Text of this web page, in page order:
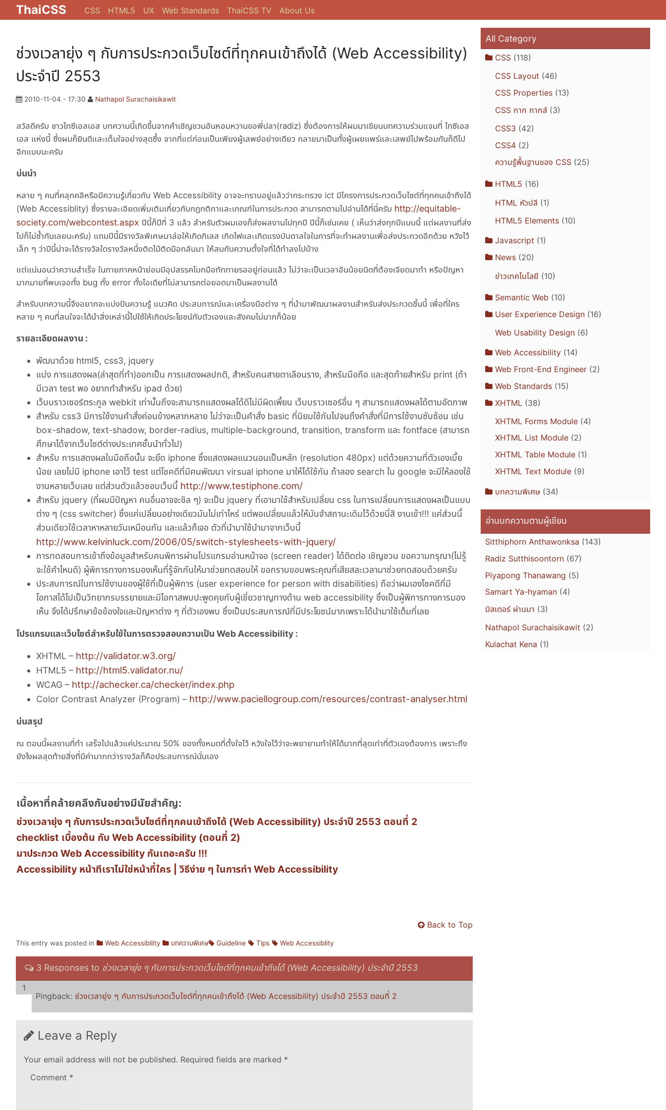
ThaiCSS CSS HTML5 UX Web Standards ThaiCSS TV About Us
ช่วงเวลายุ่ง ๆ กับการประกวดเว็บไซต์ที่ทุกคนเข้าถึงได้ (Web Accessibility)
ประจำปี 2553
2010-11-04 - 17:30 Nathapol Surachaisikawit
สวัสดีครับ ชาวไทซีเอสเอส บทความนี้เกิดขึ้นจากคำเชิญชวนอันหอมหวานขอพี่ปลา(radiz) ซึ่งต้องการให้ผมมาเขียนบทความร่วมแจมที่ ไทซีเอส
เอส แห่งนี้ ซึ่งผมก็ยินดีและเต็มใจอย่างสุดซึ้ง จากที่แต่ก่อนเป็นเพียงผู้เสพย์อย่างเดียว กลายมาเป็นทั้งผู้เผยแพร่และเสพย์ไปพร้อมกันก็ดีไป
อีกแบบนะครับ
บ่นนำ
หลาย ๆ คนที่คลุกคลีหรือมีความรู้เกี่ยวกับ Web Accessibility อาจจะทราบอยู่แล้วว่ากระทรวง ict มีโครงการประกวดเว็บไซต์ที่ทุกคนเข้าถึงได้
(Web Accessiblity) ซึ่งรายละเอียดเพิ่มเติมเกี่ยวกับกฎกติกาและเกณฑ์ในการประกวด สามารถตามไปอ่านได้ที่นี่ครับ http://equitable-
society.com/webcontest.aspx ปีนี้ก็ปีที่ 3 แล้ว สำหรับตัวผมเองก็ส่งผลงานไปทุกปี ปีนี้ก็เช่นเคย ( เห็นว่าส่งทุกปีแบบนี้ แต่ผลงานที่ส่ง
ไปก็ไม่ซ้ำกันเลยนะครับ) แถมปีนี้มีรางวัลพิเศษมาล่อให้เกิดกิเลส เกิดไฟและเกิดแรงบันดาลใจในการที่จะทำผลงานเพื่อส่งประกวดอีกด้วย หวังไว้
เล็ก ๆ ว่าปีนี้น่าจะได้รางวัลใดรางวัลหนึ่งติดไม้ติดมือกลับมา ให้สมกับความตั้งใจที่ได้ทำลงไปบ้าง
แต่แน่นอนว่าความสำเร็จ ในภายภาคหน้าย่อมมีอุปสรรคโบกมือทักทายรออยู่ก่อนแล้ว ไม่ว่าจะเป็นเวลาอันน้อยนิดที่ต้องเจียดมาทำ หรือปัญหา
มากมายที่พบเจอทั้ง bug ทั้ง error ทั้งไอเดียที่ไม่สามารถต่อยอดมาเป็นผลงานได้
สำหรับบทความนี้จึงอยากจะแบ่งปันความรู้ แนวคิด ประสบการณ์และเครื่องมือต่าง ๆ ที่นำมาพัฒนาผลงานสำหรับส่งประกวดชิ้นนี้ เพื่อที่ใคร
หลาย ๆ คนที่สนใจจะได้นำสิ่งเหล่านี้ไปใช้ให้เกิดประโยชน์กับตัวเองและสังคมไม่มากก็น้อย
รายละเอียดผลงาน :
พัฒนาด้วย html5, css3, jquery
แบ่ง การแสดงผล(ล่าสุดที่ทำ)ออกเป็น การแสดงผลปกติ, สำหรับคนสายตาเลือนราง, สำหรับมือถือ และสุดท้ายสำหรับ print (ถ้า
มีเวลา test พอ อยากทำสำหรับ ipad ด้วย)
เว็บบราวเซอร์ตระกูล webkit เท่านั้นถึงจะสามารถแสดงผลได้ดีไม่มีผิดเพี้ยน เว็บบราวเซอร์อื่น ๆ สามารถแสดงผลได้ตามอัตภาพ
สำหรับ css3 มีการใช้งานคำสั่งค่อนข้างหลากหลาย ไม่ว่าจะเป็นคำสั่ง basic ที่นิยมใช้กันไปจนถึงคำสั่งที่มีการใช้งานซับซ้อน เช่น
box-shadow, text-shadow, border-radius, multiple-background, transition, transform และ fontface (สามารถ
ศึกษาได้จากเว็บไซต์ต่างประเทศชั้นนำทั่วไป)
สำหรับ การแสดงผลในมือถือนั้น จะยึด iphone ซึ่งแสดงผลแนวนอนเป็นหลัก (resolution 480px) แต่ด้วยความที่ตัวเองเบี้ย
น้อย เลยไม่มี iphone เอาไว้ test แต่โชคดีที่มีคนพัฒนา virsual iphone มาให้ได้ใช้กัน ถ้าลอง search ใน google จะมีให้ลองใช้
งานหลายเว็บเลย แต่ส่วนตัวแล้วชอบเว็บนี้ http://www.testiphone.com/
สำหรับ jquery (ที่ผมมีปัญหา คนอื่นอาจจะชิล ๆ) จะเป็น jquery ที่เอามาใช้สำหรับเปลี่ยน css ในการเปลี่ยนการแสดงผลเป็นแบบ
ต่าง ๆ (css switcher) ซึ่งแค่เปลี่ยนอย่างเดียวมันไม่เท่าไหร่ แต่พอเปลี่ยนแล้วให้มันจำสถานะเดิมไว้ด้วยนี่สิ งานเข้า!!! แค่ส่วนนี้
ส่วนเดียวใช้เวลาหาหลายวันเหมือนกัน และแล้วก็เจอ ตัวที่นำมาใช้นำมาจากเว็บนี้
http://www.kelvinluck.com/2006/05/switch-stylesheets-with-jquery/
การทดสอบการเข้าถึงข้อมูลสำหรับคนพิการผ่านโปรแกรมอ่านหน้าจอ (screen reader) ได้ติดต่อ เชิญชวน ขอความกรุณา(ไม่รู้
จะใช้คำไหนดี) ผู้พิการทางการมองเห็นที่รู้จักกันให้มาช่วยทดสอบให้ ขอกราบขอบพระคุณที่เสียสละเวลามาช่วยทดสอบด้วยครับ
ประสบการณ์ในการใช้งานของผู้ใช้ที่เป็นผู้พิการ (user experience for person with disabilities) ถือว่าผมเองโชคดีที่มี
โอกาสได้ไปเป็นวิทยากรบรรยายและมีโอกาสพบปะพูดคุยกับผู้เชี่ยวชาญทางด้าน web accessibility ซึ่งเป็นผู้พิการทางการมอง
เห็น จึงได้ปรึกษาข้อข้องใจและปัญหาต่าง ๆ ที่ตัวเองพบ ซึ่งเป็นประสบการณ์ที่มีประโยชน์มากเพราะได้นำมาใช้เต็มที่เลย
โปรแกรมและเว็บไซต์สำหรับใช้ในการตรวจสอบความเป็น Web Accessibility :
XHTML – http://validator.w3.org/
HTML5 – http://html5.validator.nu/
WCAG – http://achecker.ca/checker/index.php
Color Contrast Analyzer (Program) – http://www.paciellogroup.com/resources/contrast-analyser.html
บ่นสรุป
ณ ตอนนี้ผลงานที่ทำ เสร็จไปแล้วแค่ประมาณ 50% ของทั้งหมดที่ตั้งใจไว้ หวังใจไว้ว่าจะพยายามทำให้ได้มากที่สุดเท่าที่ตัวเองต้องการ เพราะถึง
ยังไงผลสุดท้ายสิ่งที่มีค่ามากกว่ารางวัลก็คือประสบการณ์นั่นเอง
เนื้อหาที่คล้ายคลึงกันอย่างมีนัยสำคัญ:
ช่วงเวลายุ่ง ๆ กับการประกวดเว็บไซต์ที่ทุกคนเข้าถึงได้ (Web Accessibility) ประจำปี 2553 ตอนที่ 2
checklist เบื้องต้น กับ Web Accessibility (ตอนที่ 2)
มาประกวด Web Accessibility กันเถอะครับ !!!
Accessibility หน้าทีเราไม่ใช่หน้าที่ใคร | วิธีง่าย ๆ ในการทำ Web Accessibility
Back to Top
This entry was posted in Web Accessibility บทความพิเศษ Guideline Tips Web Accessiblity
3 Responses to ช่วงเวลายุ่ง ๆ กับการประกวดเว็บไซต์ที่ทุกคนเข้าถึงได้ (Web Accessibility) ประจำปี 2553
Pingback: ช่วงเวลายุ่ง ๆ กับการประกวดเว็บไซต์ที่ทุกคนเข้าถึงได้ (Web Accessibility) ประจำปี 2553 ตอนที่ 2
Leave a Reply
Your email address will not be published. Required fields are marked *
Comment *
All Category
CSS (118)
CSS Layout (46)
CSS Properties(13)
CSS กาก กากส์(3)
CSS3 (42)
CSS4(2)
ความรู้พื้นฐานของ CSS(25)
HTML5 (16)
HTML หัวปลี (1)
HTML5 Elements(10)
Javascript (1)
News (20)
ข่าวเทคโนโลยี (10)
Semantic Web (10)
User Experience Design (16)
Web Usability Design(6)
Web Accessibility (14)
Web Front-End Engineer (2)
Web Standards (15)
XHTML (38)
XHTML Forms Module(4)
XHTML List Module(2)
XHTML Table Module(1)
XHTML Text Module(9)
บทความพิเศษ (34)
อ่านบทความตามผู้เขียน
Sitthiphorn Anthawonksa (143)
Radiz Sutthisoontorn (67)
Piyapong Thanawang (5)
Samart Ya-hyaman (4)
มิสเตอร์ ผ่านมา (3)
Nathapol Surachaisikawit (2)
Kulachat Kena (1)